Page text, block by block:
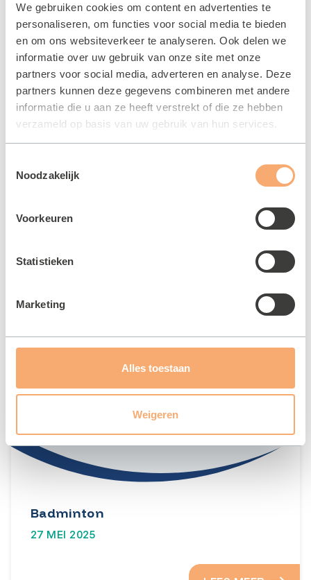
We gebruiken cookies om content en advertenties te
personaliseren, om functies voor social media te bieden
en om ons websiteverkeer te analyseren. Ook delen we
informatie over uw gebruik van onze site met onze
partners voor social media, adverteren en analyse. Deze
partners kunnen deze gegevens combineren met andere
informatie die u aan ze heeft verstrekt of die ze hebben
verzameld op basis van uw gebruik van hun services.
Noodzakelijk
Voorkeuren
Statistieken
Marketing
Alles toestaan
Weigeren
Beweegwijzer Aangepast Sporten
Badminton
27 MEI 2025